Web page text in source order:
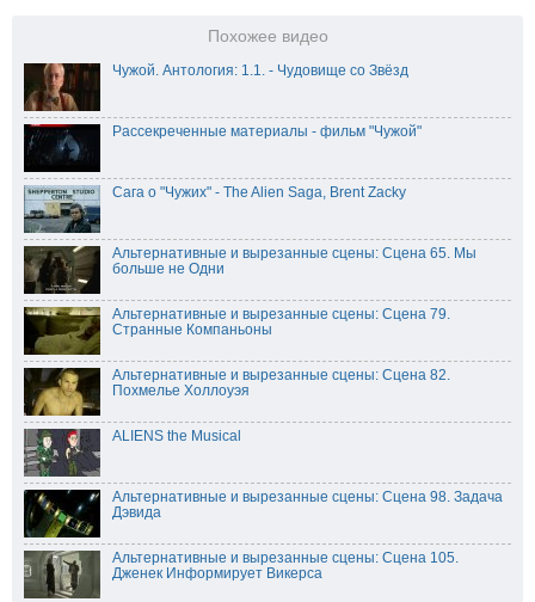
Похожее видео
Чужой. Антология: 1.1. - Чудовище со Звёзд
Рассекреченные материалы - фильм "Чужой"
Сага о "Чужих" - The Alien Saga, Brent Zacky
Альтернативные и вырезанные сцены: Сцена 65. Мы
больше не Одни
Альтернативные и вырезанные сцены: Сцена 79.
Странные Компаньоны
Альтернативные и вырезанные сцены: Сцена 82.
Похмелье Холлоуэя
ALIENS the Musical
Альтернативные и вырезанные сцены: Сцена 98. Задача
Дэвида
Альтернативные и вырезанные сцены: Сцена 105.
Дженек Информирует Викерса